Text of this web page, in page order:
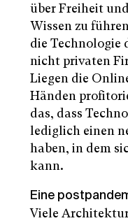
über Freiheit
Wissen zu
die Technologie
nicht privaten
Liegen die
Händen
das, dass
lediglich einen
haben, in dem
kann.
Eine
Viele